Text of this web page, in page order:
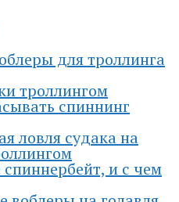
для троллинга
троллингом
спиннинг
ловля судака на
спиннербейт, и с чем